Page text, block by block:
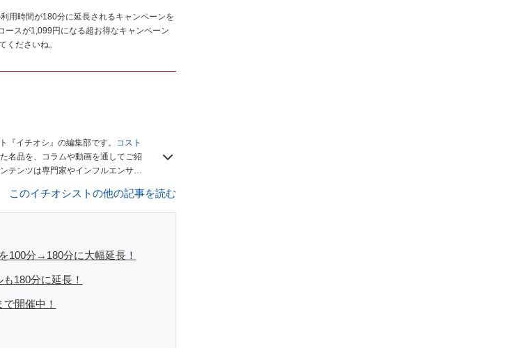
用時間が180分に延長されるキャンペーンを
ースが1,099円になる超お得なキャンペーン
くださいね。
イチオシ』の編集部です。
コスト
名品を、コラムや動画を通してご紹
テンツは専門家やインフルエンサー
このイチオシストの他の記事を読む
100分→180分に大幅延長！
180分に延長！
開催中！